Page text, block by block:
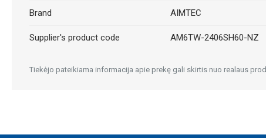
Brand AIMTEC
Supplier's product code AM6TW-2406SH60-NZ
Tiekėjo pateikiama informacija apie prekę gali skirtis nuo realaus